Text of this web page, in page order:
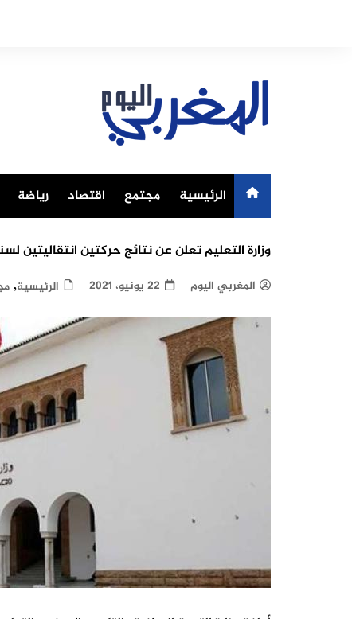
الرئيسية مجتمع اقتصاد رياضة
وزارة التعليم تعلن عن نتائج حركتين انتقاليتين لسنة
المغربي اليوم 22 يونيو، 2021 الرئيسية,